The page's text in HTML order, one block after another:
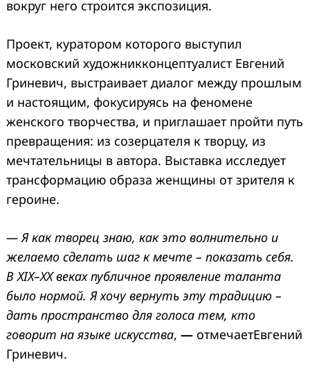
вокруг него строится экспозиция.
Проект, куратором которого выступил
московский художникконцептуалист Евгений
Гриневич, выстраивает диалог между прошлым
и настоящим, фокусируясь на феномене
женского творчества, и приглашает пройти путь
превращения: из созерцателя к творцу, из
мечтательницы в автора. Выставка исследует
трансформацию образа женщины от зрителя к
героине.
—Я как творец знаю, как это волнительно и
желаемо сделать шаг к мечте – показать себя.
В XIX–XX веках публичное проявление таланта
было нормой. Я хочу вернуть эту традицию –
дать пространство для голоса тем, кто
говорит на языке искусства, — отмечаетЕвгений
Гриневич.